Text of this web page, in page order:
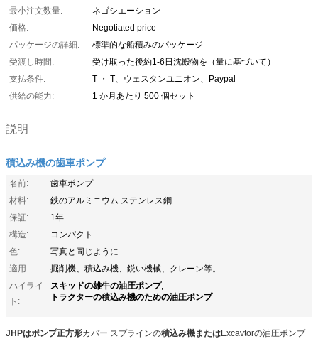
最小注文数量:
ネゴシエーション
価格:
Negotiated price
パッケージの詳細:
標準的な船積みのパッケージ
受渡し時間:
受け取った後約1-6日沈殿物を（量に基づいて）
支払条件:
T ・ T、ウェスタンユニオン、Paypal
供給の能力:
1 か月あたり 500 個セット
説明
積込み機の歯車ポンプ
名前:
歯車ポンプ
材料:
鉄のアルミニウム ステンレス鋼
保証:
1年
構造:
コンパクト
色:
写真と同じように
適用:
掘削機、積込み機、鋭い機械、クレーン等。
ハイライ
ト:
スキッドの雄牛の油圧ポンプ,
トラクターの積込み機のための油圧ポンプ
JHPはポンプ正方形カバー スプラインの積込み機またはExcavtorの油圧ポンプ